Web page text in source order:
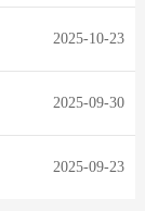
2025-10-23
2025-09-30
2025-09-23